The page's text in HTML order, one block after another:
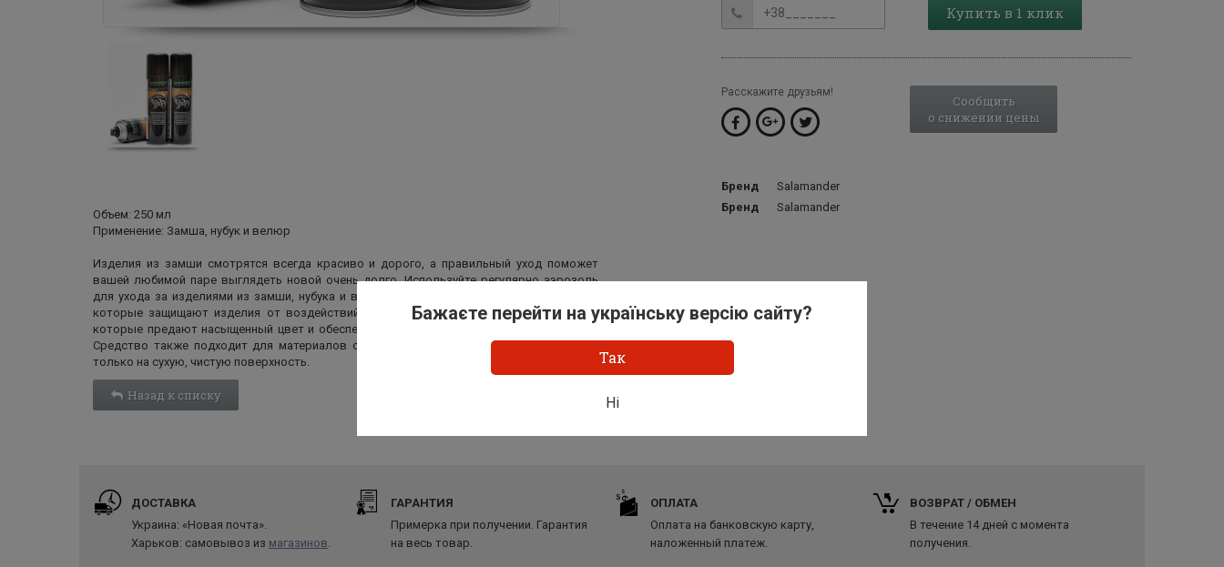
Объем: 250 мл
Применение: Замша, нубук и велюр
Изделия из замши смотрятся всегда красиво и дорого, а правильный уход поможет
вашей любимой паре выглядеть новой очень долго. Используйте регулярно аэрозоль
для ухода за изделиями из замши, нубука и велюра. В его состав входят компоненты,
которые защищают изделия от воздействий окружающей среды, а также пигменты,
которые предают насыщенный цвет и обеспечивают его продолжительную стойкость.
Средство также подходит для материалов с климатической мембраной. Используйте
только на сухую, чистую поверхность.
Назад к списку
Купить в 1 клик
Расскажите друзьям!
Сообщить
о снижении цены
Бренд
Salamander
Бренд
Salamander
ДОСТАВКА
Украина: «Новая почта».
Харьков: самовывоз из магазинов.
ГАРАНТИЯ
Примерка при получении. Гарантия
на весь товар.
ОПЛАТА
Оплата на банковскую карту,
наложенный платеж.
ВОЗВРАТ / ОБМЕН
В течение 14 дней с момента
получения.
Бажаєте перейти на українську версію сайту?
Так
Ні